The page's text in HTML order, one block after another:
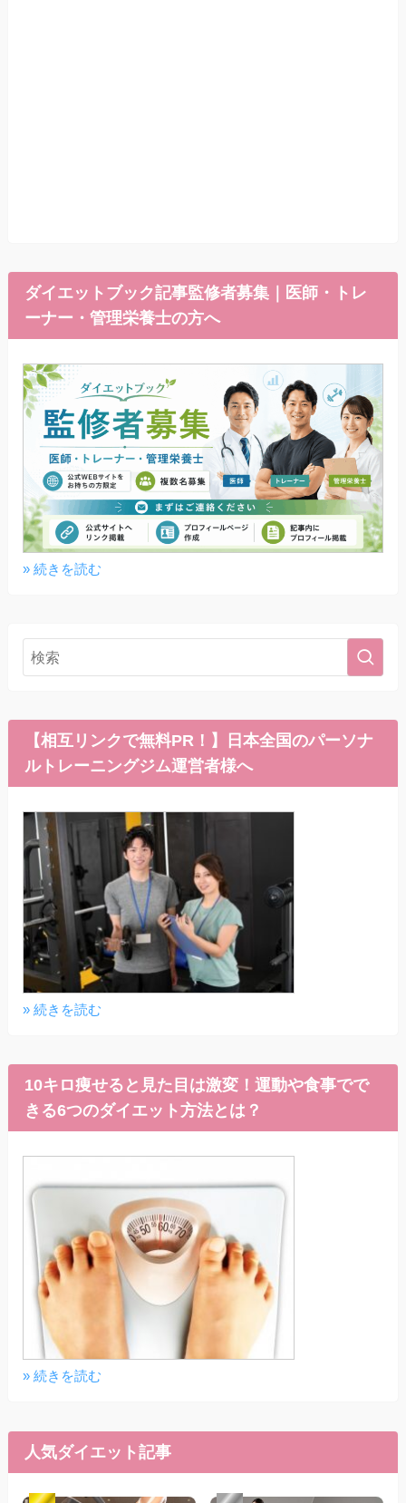
ダイエットブック記事監修者募集｜医師・トレ
ーナー・管理栄養士の方へ
» 続きを読む
【相互リンクで無料PR！】日本全国のパーソナ
ルトレーニングジム運営者様へ
» 続きを読む
10キロ痩せると見た目は激変！運動や食事でで
きる6つのダイエット方法とは？
» 続きを読む
人気ダイエット記事